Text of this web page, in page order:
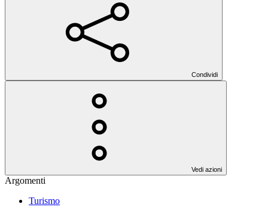
Condividi
Vedi azioni
Argomenti
Turismo